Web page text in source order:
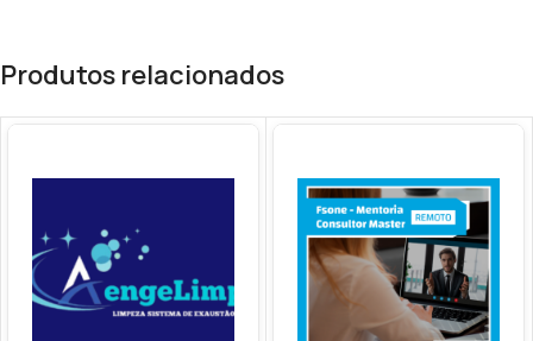
Produtos relacionados